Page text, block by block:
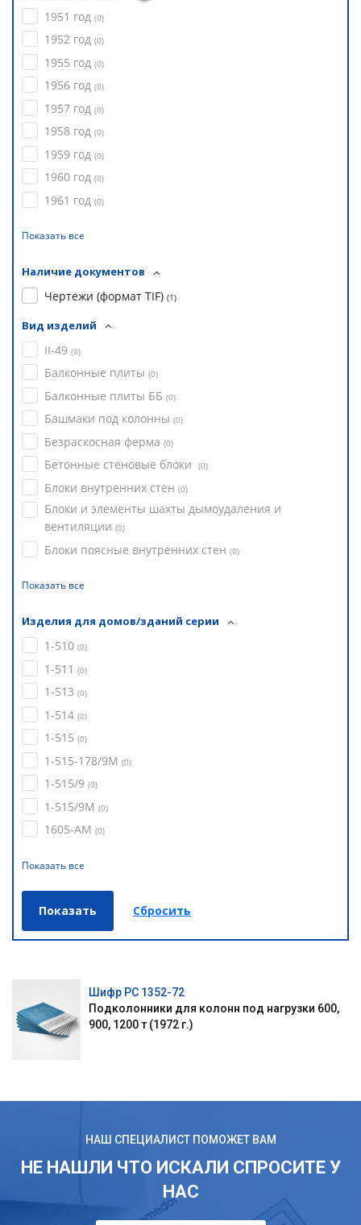
1951 год (0)
1952 год (0)
1955 год (0)
1956 год (0)
1957 год (0)
1958 год (0)
1959 год (0)
1960 год (0)
1961 год (0)
Показать все
Наличие документов
Чертежи (формат TIF) (1)
Вид изделий
II-49 (0)
Балконные плиты (0)
Балконные плиты ББ (0)
Башмаки под колонны (0)
Безраскосная ферма (0)
Бетонные стеновые блоки (0)
Блоки внутренних стен (0)
Блоки и элементы шахты дымоудаления и
вентиляции (0)
Блоки поясные внутренних стен (0)
Показать все
Изделия для домов/зданий серии
1-510 (0)
1-511 (0)
1-513 (0)
1-514 (0)
1-515 (0)
1-515-178/9М (0)
1-515/9 (0)
1-515/9М (0)
1605-АМ (0)
Показать все
Шифр РС 1352-72
Подколонники для колонн под нагрузки 600,
900, 1200 т (1972 г.)
НАШ СПЕЦИАЛИСТ ПОМОЖЕТ ВАМ
НЕ НАШЛИ ЧТО ИСКАЛИ СПРОСИТЕ У
НАС